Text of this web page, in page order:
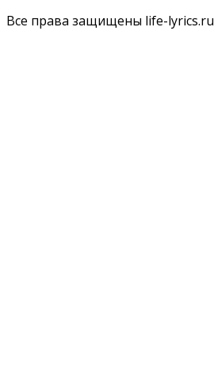
Все права защищены life-lyrics.ru